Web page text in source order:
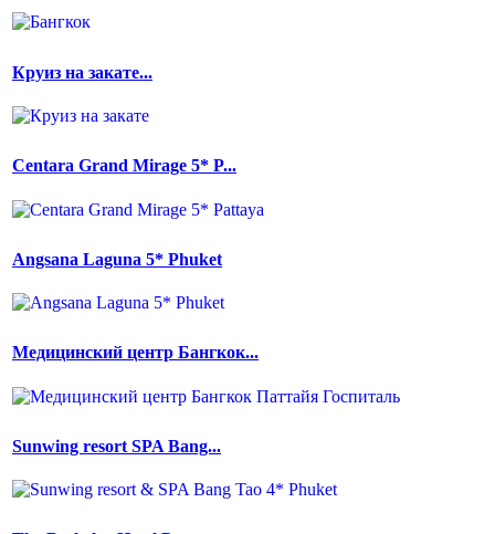
Круиз на закате...
Centara Grand Mirage 5* P...
Angsana Laguna 5* Phuket
Медицинский центр Бангкок...
Sunwing resort SPA Bang...